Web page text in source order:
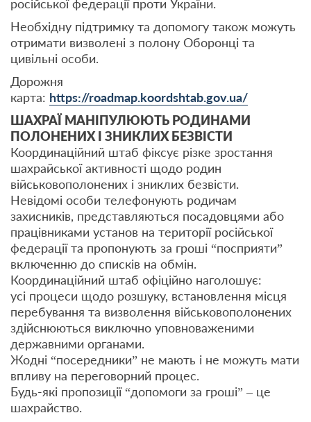
російської федерації проти України.
Необхідну підтримку та допомогу також можуть
отримати визволені з полону Оборонці та
цивільні особи.
Дорожня
карта: https://roadmap.koordshtab.gov.ua/
ШАХРАЇ МАНІПУЛЮЮТЬ РОДИНАМИ
ПОЛОНЕНИХ І ЗНИКЛИХ БЕЗВІСТИ
Координаційний штаб фіксує різке зростання
шахрайської активності щодо родин
військовополонених і зниклих безвісти.
Невідомі особи телефонують родичам
захисників, представляються посадовцями або
працівниками установ на території російської
федерації та пропонують за гроші “посприяти”
включенню до списків на обмін.
Координаційний штаб офіційно наголошує:
усі процеси щодо розшуку, встановлення місця
перебування та визволення військовополонених
здійснюються виключно уповноваженими
державними органами.
Жодні “посередники” не мають і не можуть мати
впливу на переговорний процес.
Будь-які пропозиції “допомоги за гроші” – це
шахрайство.